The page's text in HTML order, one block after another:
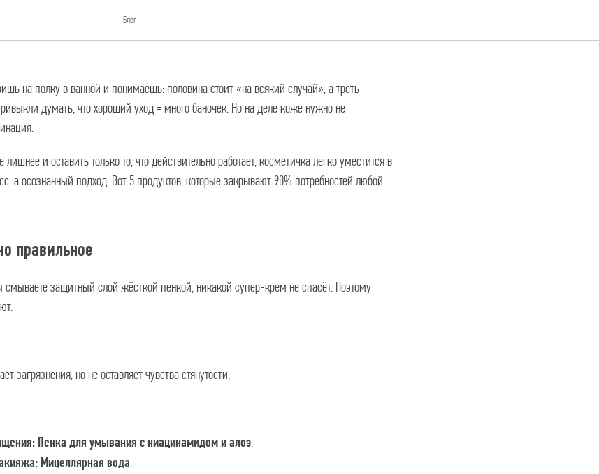
Блог
5 продуктов, которые заменят десяток
на полку в ванной и понимаешь: половина стоит «на всякий случай», а треть —
думать, что хороший уход = много баночек. Но на деле коже нужно не
лишнее и оставить только то, что действительно работает, косметичка легко уместится в
а осознанный подход. Вот 5 продуктов, которые закрывают 90% потребностей любой
правильное
защитный слой жёсткой пенкой, никакой супер-крем не спасёт. Поэтому
загрязнения, но не оставляет чувства стянутости.
Пенка для умывания с ниацинамидом и алоэ.
Мицеллярная вода.